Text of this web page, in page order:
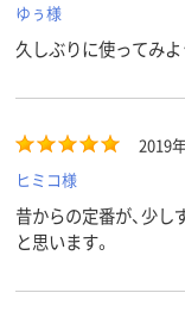
ゆぅ様
久しぶりに使ってみよ
2019
ヒミコ様
昔からの定番が、少
と思います。